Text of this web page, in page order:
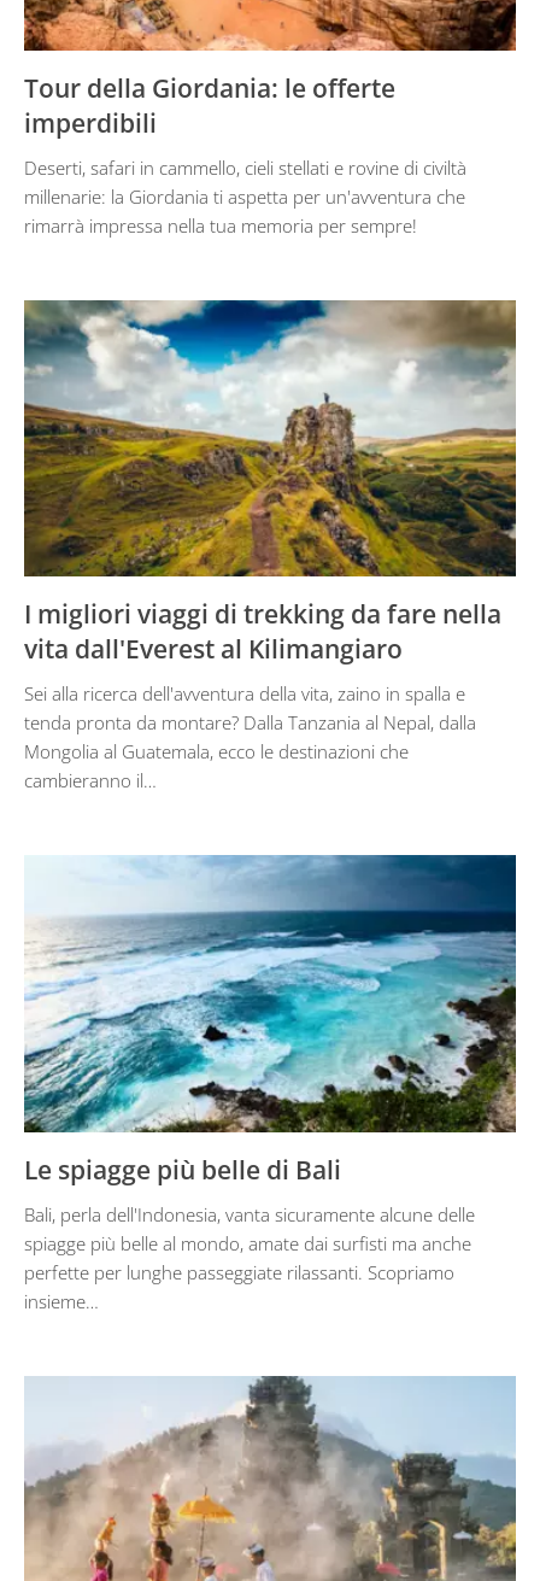
Tour della Giordania: le offerte
imperdibili
Deserti, safari in cammello, cieli stellati e rovine di civiltà
millenarie: la Giordania ti aspetta per un'avventura che
rimarrà impressa nella tua memoria per sempre!
I migliori viaggi di trekking da fare nella
vita dall'Everest al Kilimangiaro
Sei alla ricerca dell'avventura della vita, zaino in spalla e
tenda pronta da montare? Dalla Tanzania al Nepal, dalla
Mongolia al Guatemala, ecco le destinazioni che
cambieranno il…
Le spiagge più belle di Bali
Bali, perla dell'Indonesia, vanta sicuramente alcune delle
spiagge più belle al mondo, amate dai surfisti ma anche
perfette per lunghe passeggiate rilassanti. Scopriamo
insieme…